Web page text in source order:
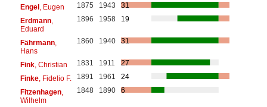
Engel, Eugen 1875 1943
31
Erdmann,
Eduard
1896 1958 19
Fährmann,
Hans
1860 1940 31
Fink, Christian 1831 1911
27
Finke, Fidelio F. 1891 1961
24
Fitzenhagen,
Wilhelm
1848 1890 6